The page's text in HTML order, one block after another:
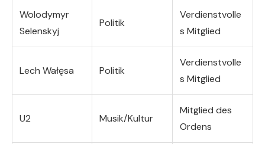
Wolodymyr
Selenskyj
Politik
Verdienstvolle
s Mitglied
Lech Wałęsa Politik
Verdienstvolle
s Mitglied
U2 Musik/Kultur
Mitglied des
Ordens